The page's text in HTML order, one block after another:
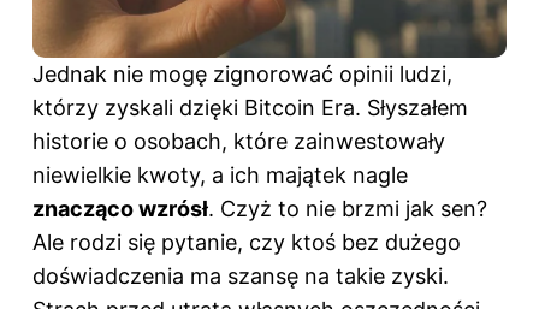
Jednak nie mogę zignorować opinii ludzi,
którzy zyskali dzięki Bitcoin Era. Słyszałem
historie o osobach, które zainwestowały
niewielkie kwoty, a ich majątek nagle
znacząco wzrósł. Czyż to nie brzmi jak sen?
Ale rodzi się pytanie, czy ktoś bez dużego
doświadczenia ma szansę na takie zyski.